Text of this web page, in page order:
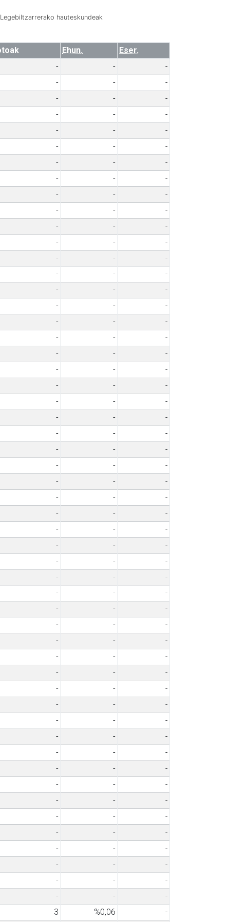
hauteskundeak
Ehun.
Eser.
- -
-
- -
-
- -
-
- -
-
- -
-
- -
-
- -
-
- -
-
- -
-
- -
-
- -
-
- -
-
- -
-
- -
-
- -
-
- -
-
- -
-
- -
-
- -
-
- -
-
- -
-
- -
-
- -
-
- -
-
- -
-
- -
-
- -
-
- -
-
- -
-
- -
-
- -
-
- -
-
- -
-
- -
-
- -
-
- -
-
- -
-
- -
-
- -
-
- -
-
- -
-
- -
-
- -
-
- -
-
- -
-
- -
-
- -
-
- -
-
- -
-
- -
-
- -
-
- -
-
- -
-
3 %0,06 -